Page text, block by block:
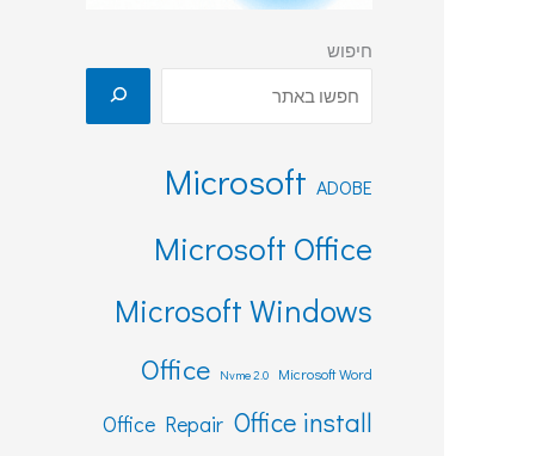
חיפוש
ADOBE
Microsoft
Microsoft Office
Microsoft Windows
Microsoft Word
Nvme 2.0
Office
Office install
Office Repair